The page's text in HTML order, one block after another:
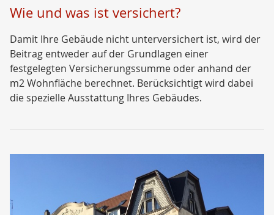
Wie und was ist versichert?
Damit Ihre Gebäude nicht unterversichert ist, wird der
Beitrag entweder auf der Grundlagen einer
festgelegten Versicherungssumme oder anhand der
m2 Wohnfläche berechnet. Berücksichtigt wird dabei
die spezielle Ausstattung Ihres Gebäudes.